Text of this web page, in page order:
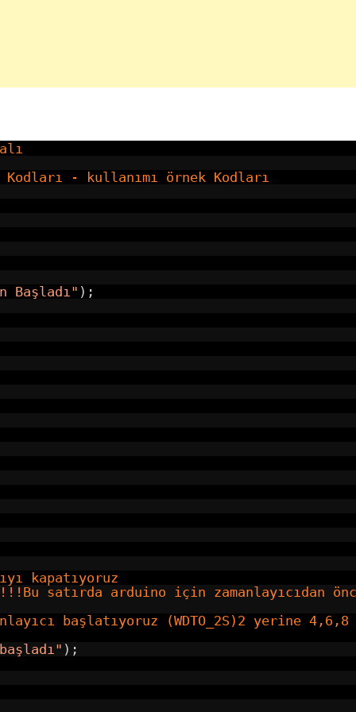
Kodları - kullanımı örnek Kodları
Başladı" );
kapatıyoruz
satırda arduino için zamanlayıcıdan
başlatıyoruz (WDTO_2S)2 yerine
);